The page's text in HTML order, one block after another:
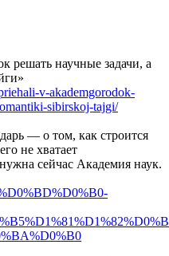
решать научные задачи, а
v-akademgorodok-
sibirskoj-tajgi/
— о том, как строится
не хватает
сейчас Академия наук.